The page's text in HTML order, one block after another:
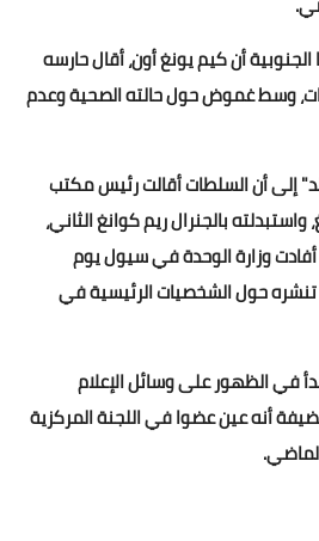
شمال سيناء
أخبار الفن
صحة
البوابة التعليمية
اقتصاد
أن كيم يونغ أون، أقال حارسه
وسط غموض حول حالته الصحية وعدم
إلى أن السلطات أقالت رئيس مكتب
بالجنرال ريم كوانغ الثاني،
وزارة الوحدة في سيول يوم
تنشره حول الشخصيات الرئيسية في
في الظهور على وسائل الإعلام
أنه عين عضوا في اللجنة المركزية